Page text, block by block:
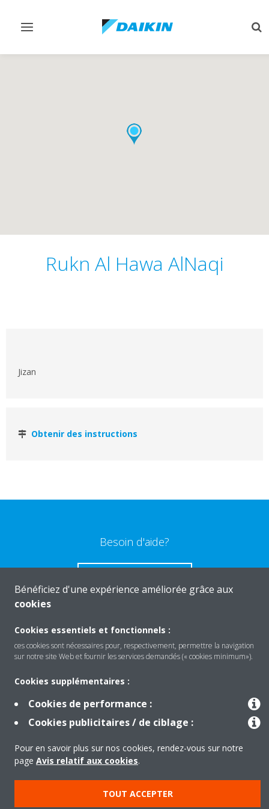
Afficher/masquer
Rukn Al Hawa AlNaqi
Jizan
Obtenir des instructions
Besoin d'aide?
Produits
Bénéficiez d'une expérience améliorée grâce aux
cookies
Cookies essentiels et fonctionnels :
ces cookies sont nécessaires pour, respectivement, permettre la navigation
sur notre site Web et fournir les services demandés (« cookies minimum»).
Cookies supplémentaires :
Cookies de performance :
Cookies publicitaires / de ciblage :
Pour en savoir plus sur nos cookies, rendez-vous sur notre
page Avis relatif aux cookies.
TOUT ACCEPTER